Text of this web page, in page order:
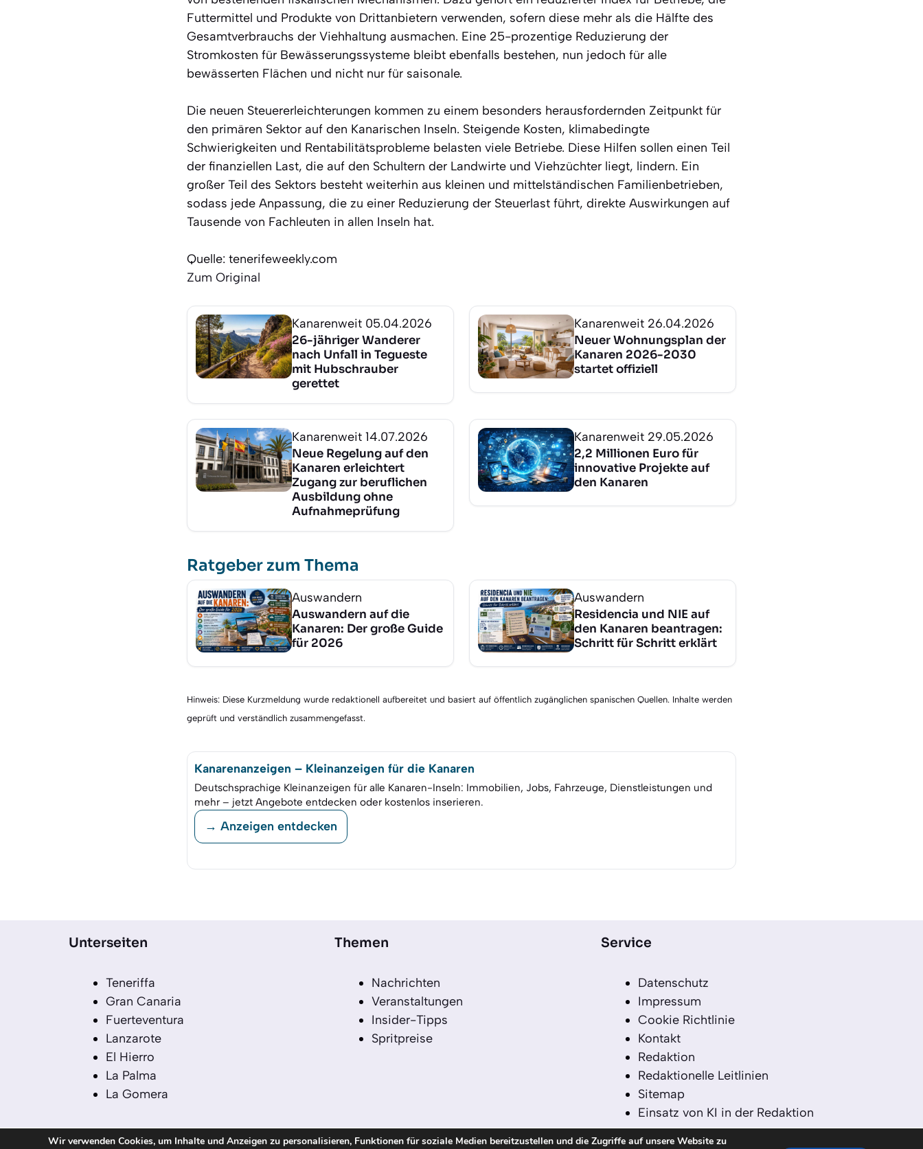
Futtermittel und Produkte von Drittanbietern verwenden, sofern diese mehr als die Hälfte des
Gesamtverbrauchs der Viehhaltung ausmachen. Eine 25-prozentige Reduzierung der
Stromkosten für Bewässerungssysteme bleibt ebenfalls bestehen, nun jedoch für alle
bewässerten Flächen und nicht nur für saisonale.
Die neuen Steuererleichterungen kommen zu einem besonders herausfordernden Zeitpunkt für
den primären Sektor auf den Kanarischen Inseln. Steigende Kosten, klimabedingte
Schwierigkeiten und Rentabilitätsprobleme belasten viele Betriebe. Diese Hilfen sollen einen Teil
der finanziellen Last, die auf den Schultern der Landwirte und Viehzüchter liegt, lindern. Ein
großer Teil des Sektors besteht weiterhin aus kleinen und mittelständischen Familienbetrieben,
sodass jede Anpassung, die zu einer Reduzierung der Steuerlast führt, direkte Auswirkungen auf
Tausende von Fachleuten in allen Inseln hat.
Quelle: tenerifeweekly.com
Zum Original
Kanarenweit 05.04.2026
26-jähriger Wanderer
nach Unfall in Tegueste
mit Hubschrauber
gerettet
Kanarenweit 26.04.2026
Neuer Wohnungsplan der
Kanaren 2026-2030
startet offiziell
Kanarenweit 14.07.2026
Neue Regelung auf den
Kanaren erleichtert
Zugang zur beruflichen
Ausbildung ohne
Aufnahmeprüfung
Kanarenweit 29.05.2026
2,2 Millionen Euro für
innovative Projekte auf
den Kanaren
Ratgeber zum Thema
Auswandern
Auswandern auf die
Kanaren: Der große Guide
für 2026
Auswandern
Residencia und NIE auf
den Kanaren beantragen:
Schritt für Schritt erklärt
Hinweis: Diese Kurzmeldung wurde redaktionell aufbereitet und basiert auf öffentlich zugänglichen spanischen Quellen. Inhalte werden
geprüft und verständlich zusammengefasst.
Kanarenanzeigen – Kleinanzeigen für die Kanaren
Deutschsprachige Kleinanzeigen für alle Kanaren-Inseln: Immobilien, Jobs, Fahrzeuge, Dienstleistungen und
mehr – jetzt Angebote entdecken oder kostenlos inserieren.
→ Anzeigen entdecken
Unterseiten
Teneriffa
Gran Canaria
Fuerteventura
Lanzarote
El Hierro
La Palma
La Gomera
Themen
Nachrichten
Veranstaltungen
Insider-Tipps
Spritpreise
Service
Datenschutz
Impressum
Cookie Richtlinie
Kontakt
Redaktion
Redaktionelle Leitlinien
Sitemap
Einsatz von KI in der Redaktion
Wir verwenden Cookies, um Inhalte und Anzeigen zu personalisieren, Funktionen für soziale Medien bereitzustellen und die Zugriffe auf unsere Website zu